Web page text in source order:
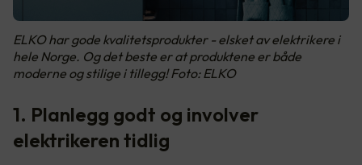
ELKO har gode kvalitetsprodukter - elsket av elektrikere i
hele Norge. Og det beste er at produktene er både
moderne og stilige i tillegg! Foto: ELKO
1. Planlegg godt og involver
elektrikeren tidlig